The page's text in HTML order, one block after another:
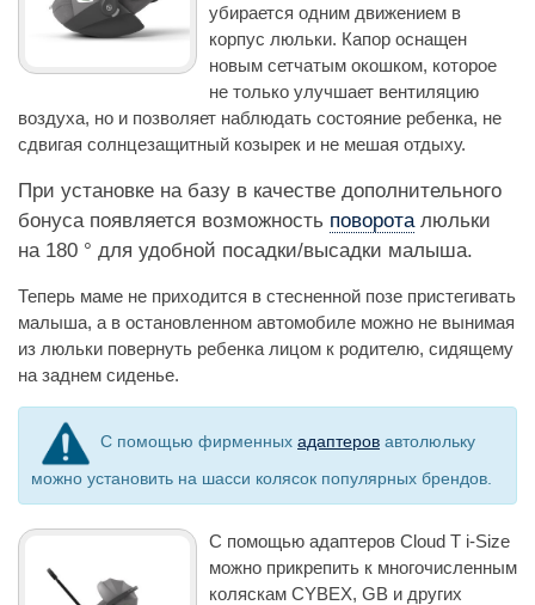
убирается одним движением в
корпус люльки. Капор оснащен
новым сетчатым окошком, которое
не только улучшает вентиляцию
воздуха, но и позволяет наблюдать состояние ребенка, не
сдвигая солнцезащитный козырек и не мешая отдыху.
При установке на базу в качестве дополнительного
бонуса появляется возможность поворота люльки
на 180 ° для удобной посадки/высадки малыша.
Теперь маме не приходится в стесненной позе пристегивать
малыша, а в остановленном автомобиле можно не вынимая
из люльки повернуть ребенка лицом к родителю, сидящему
на заднем сиденье.
С помощью фирменных адаптеров автолюльку
можно установить на шасси колясок популярных брендов.
С помощью адаптеров Cloud T i-Size
можно прикрепить к многочисленным
коляскам CYBEX, GB и других